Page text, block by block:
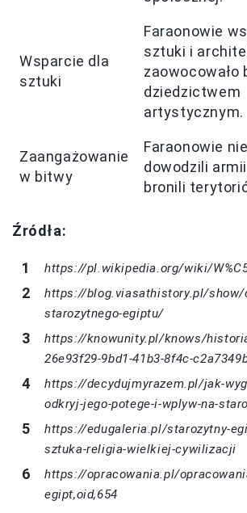
Wsparcie dla
sztuki
Faraonowie
sztuki i
zaowocowało
dziedzictwem
artystycznym.
Zaangażowanie
w bitwy
Faraonowie
dowodzili
bronili
Źródła:
https://pl.wikipedia.org/wiki/
https://blog.viasathistory.pl/show/
starozytnego-egiptu/
https://knowunity.pl/knows/
26e93f29-9bd1-41b3-8f4c-
https://decydujmyrazem.pl/jak-
odkryj-jego-potege-i-wplyw-na-
https://edugaleria.pl/starozytny-
sztuka-religia-wielkiej-cywilizacji
https://opracowania.pl/
egipt,oid,654